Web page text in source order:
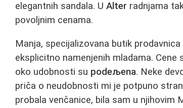
elegantnih sandala. UAlter radnjama
povoljnim cenama.
Manja, specijalizovana butik
eksplicitno namenjenih mladama.
oko udobnosti su podeљena. Neke
priča o neudobnosti mi je potpuno
probala venčanice, bila sam u njihovim